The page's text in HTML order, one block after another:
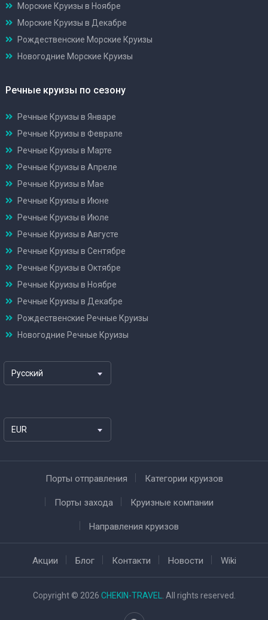
Морские Круизы в Ноябре
Морские Круизы в Декабре
Рождественские Морские Круизы
Новогодние Морские Круизы
Речные круизы по сезону
Речные Круизы в Январе
Речные Круизы в Феврале
Речные Круизы в Марте
Речные Круизы в Апреле
Речные Круизы в Мае
Речные Круизы в Июне
Речные Круизы в Июле
Речные Круизы в Августе
Речные Круизы в Сентябре
Речные Круизы в Октябре
Речные Круизы в Ноябре
Речные Круизы в Декабре
Рождественские Речные Круизы
Новогодние Речные Круизы
Русский
EUR
Порты отправления Категории круизов
Порты захода Круизные компании
Направления круизов
Акции Блог Контакти Новости Wiki
Copyright © 2026 CHEKIN-TRAVEL . All rights reserved.